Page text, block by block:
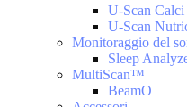
U-Scan Calci
U-Scan
Monitoraggio del
Sleep
MultiScan™
BeamO